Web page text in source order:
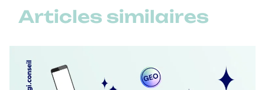
Articles similaires